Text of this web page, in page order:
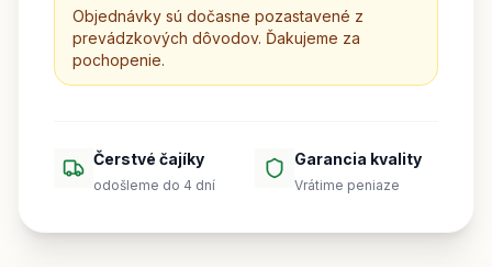
Objednávky sú dočasne pozastavené z
prevádzkových dôvodov. Ďakujeme za
pochopenie.
Čerstvé čajíky
odošleme do 4 dní
Garancia kvality
Vrátime peniaze